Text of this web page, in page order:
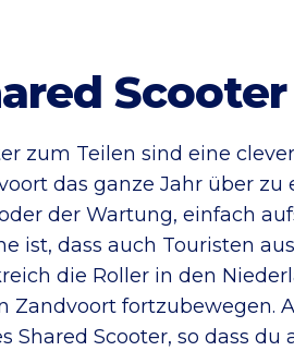
Scooter
zum Teilen sind eine
das ganze Jahr über
der Wartung, einfach
ist, dass auch Touristen
die Roller in den
Zandvoort fortzubewegen.
Shared Scooter, so dass